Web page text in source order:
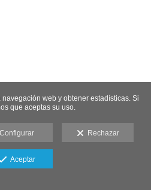
web y obtener estadísticas. Si
que aceptas su uso.
Configurar Rechazar
Aceptar